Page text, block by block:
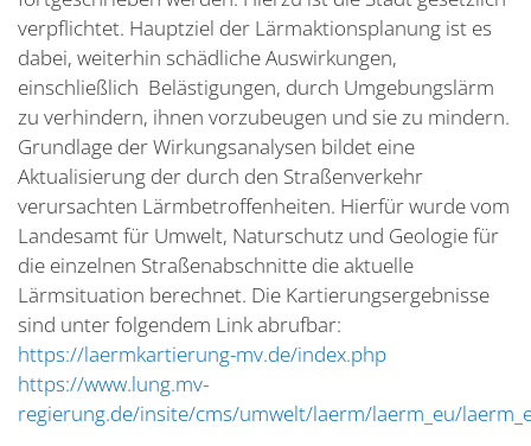
verpflichtet. Hauptziel der Lärmaktionsplanung ist es
dabei, weiterhin schädliche Auswirkungen,
einschließlich Belästigungen, durch Umgebungslärm
zu verhindern, ihnen vorzubeugen und sie zu mindern.
Grundlage der Wirkungsanalysen bildet eine
Aktualisierung der durch den Straßenverkehr
verursachten Lärmbetroffenheiten. Hierfür wurde vom
Landesamt für Umwelt, Naturschutz und Geologie für
die einzelnen Straßenabschnitte die aktuelle
Lärmsituation berechnet. Die Kartierungsergebnisse
sind unter folgendem Link abrufbar:
https://laermkartierung-mv.de/index.php
https://www.lung.mv-
regierung.de/insite/cms/umwelt/laerm/laerm_eu/